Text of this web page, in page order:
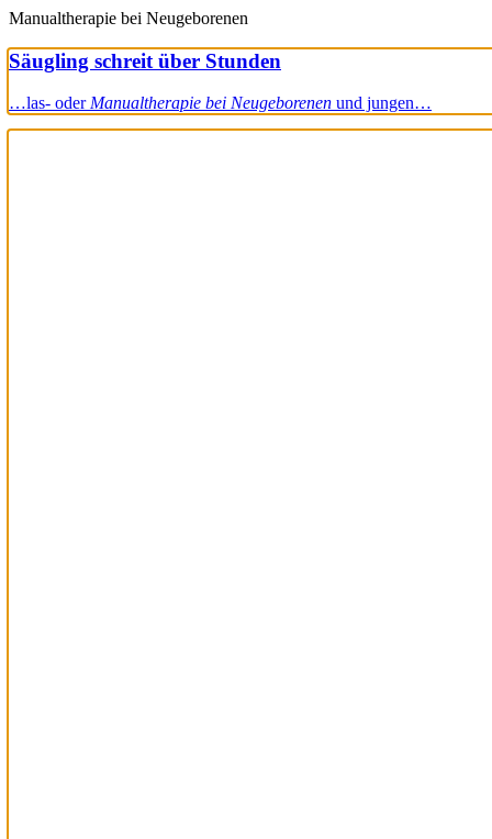
Manualtherapie bei Neugeborenen
Säugling schreit über Stunden
…las- oderManualtherapie bei Neugeborenen und jungen…